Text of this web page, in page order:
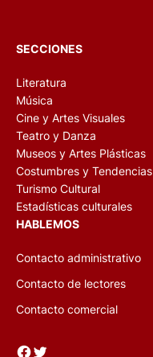
SECCIONES
Literatura
Música
Cine y Artes Visuales
Teatro y Danza
Museos y Artes Plásticas
Costumbres y Tendencias
Turismo Cultural
Estadísticas culturales
HABLEMOS
Contacto administrativo
Contacto de lectores
Contacto comercial
Facebook Twitter